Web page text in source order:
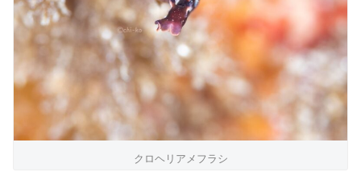
クロヘリアメフラシ